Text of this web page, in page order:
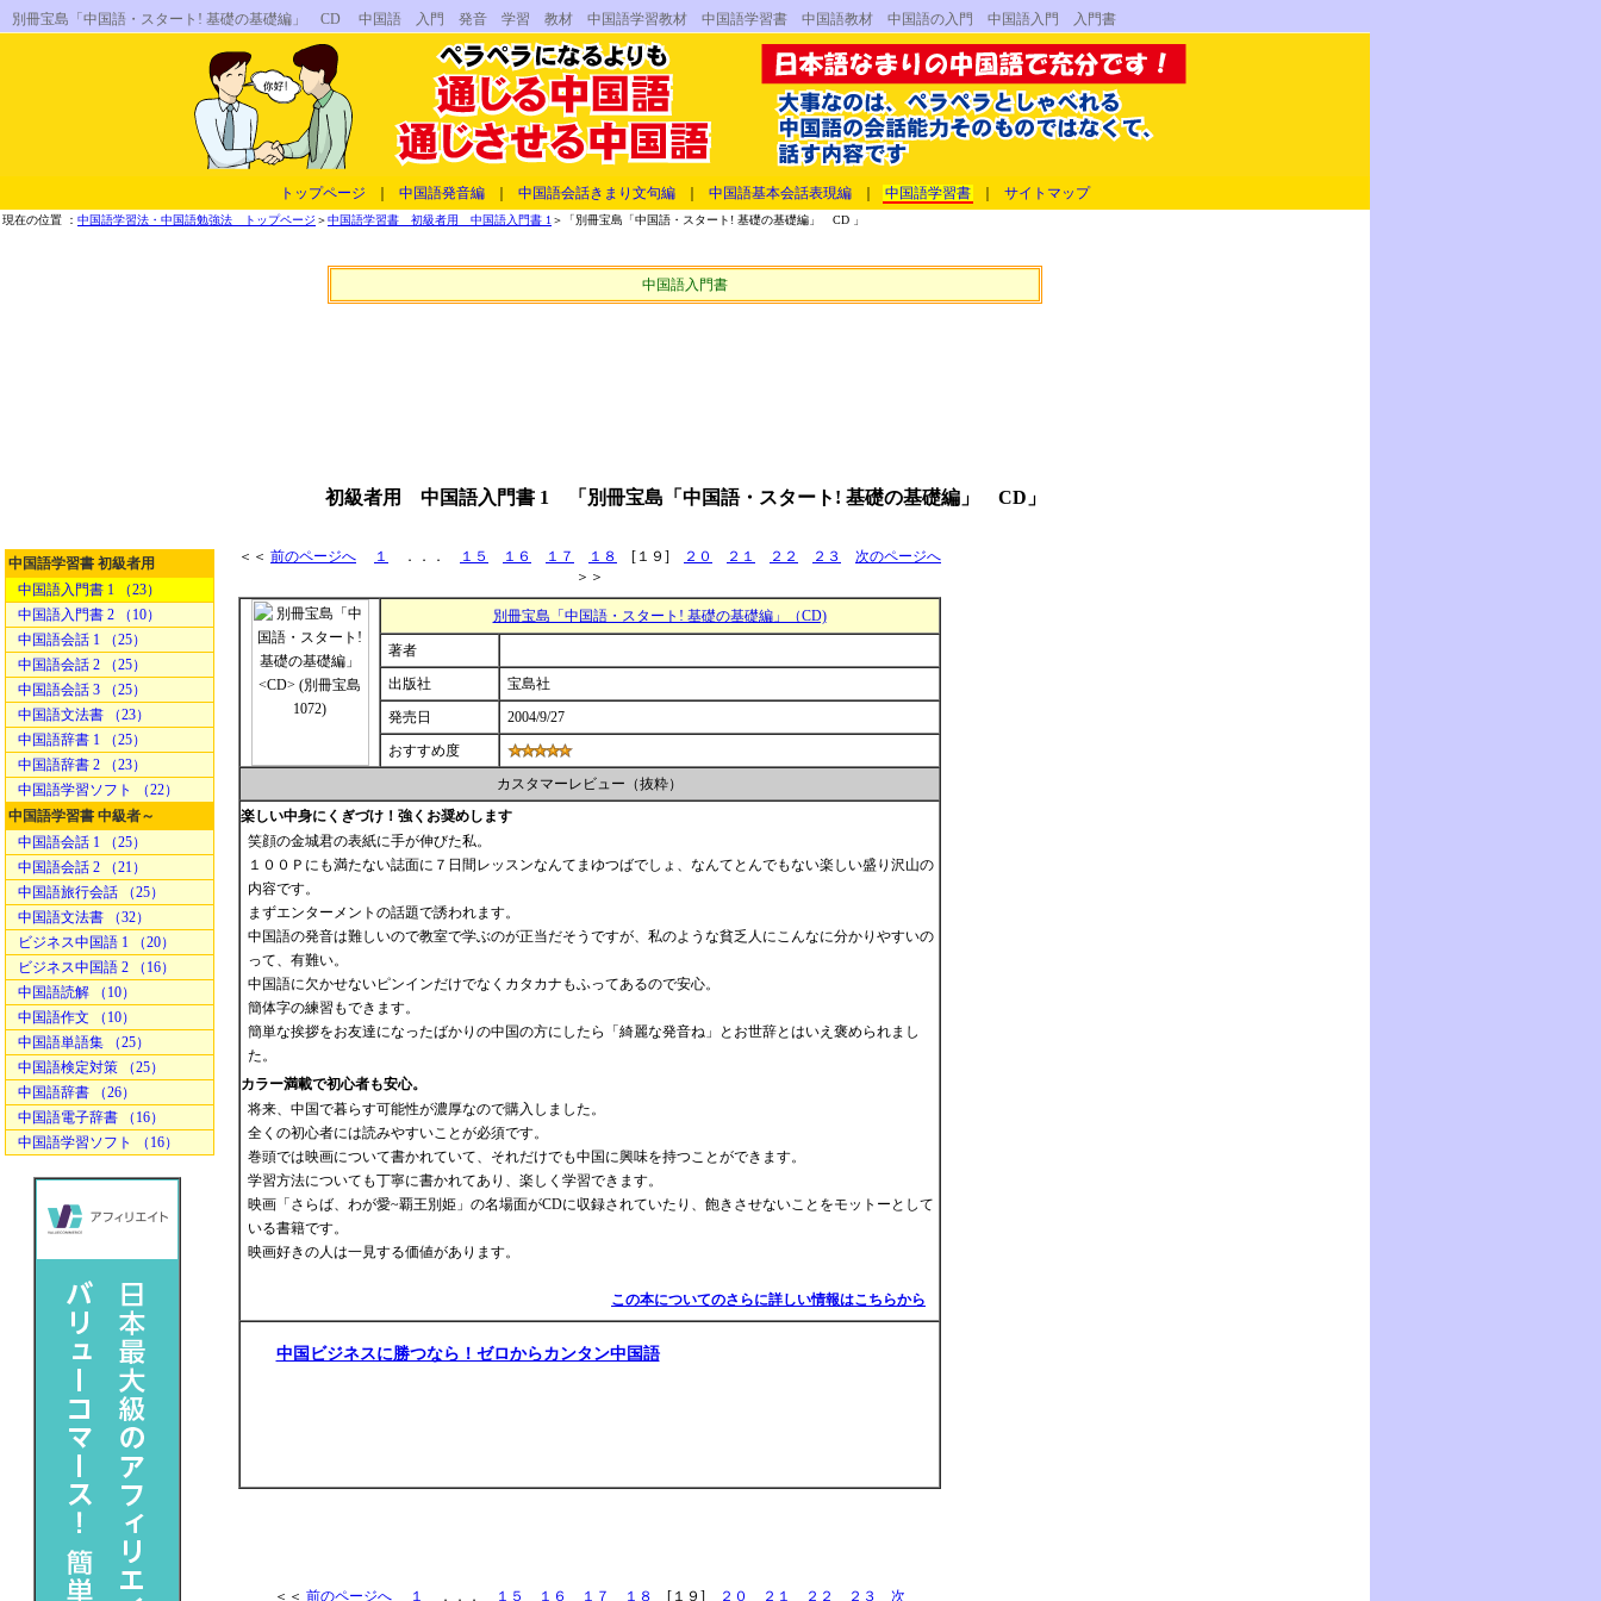
別冊宝島「中国語・スタート! 基礎の基礎編」 CD 中国語 入門 発音 学習 教材 中国語学習教材 中国語学習書 中国語教材 中国語の入門 中国語入門 入門書
トップページ 中国語発音編 中国語会話きまり文句編 中国語基本会話表現編 中国語学習書 サイトマップ
現在の位置 ： 中国語学習法・中国語勉強法 トップページ ＞中国語学習書 初級者用 中国語入門書 1 ＞「別冊宝島「中国語・スタート! 基礎の基礎編」 CD 」
中国語入門書
初級者用 中国語入門書 1 「別冊宝島「中国語・スタート! 基礎の基礎編」 CD」
中国語学習書 初級者用
中国語入門書 1 （23）
中国語入門書 2 （10）
中国語会話 1 （25）
中国語会話 2 （25）
中国語会話 3 （25）
中国語文法書 （23）
中国語辞書 1 （25）
中国語辞書 2 （23）
中国語学習ソフト （22）
中国語学習書 中級者～
中国語会話 1 （25）
中国語会話 2 （21）
中国語旅行会話 （25）
中国語文法書 （32）
ビジネス中国語 1 （20）
ビジネス中国語 2 （16）
中国語読解 （10）
中国語作文 （10）
中国語単語集 （25）
中国語検定対策 （25）
中国語辞書 （26）
中国語電子辞書 （16）
中国語学習ソフト （16）
＜＜ 前のページへ １ ．．． １５ １６ １７ １８ [１９] ２０ ２１ ２２ ２３
次のページへ
＞＞
別冊宝島「中国語・スタート! 基礎の基礎編」（CD)
著者
出版社
宝島社
発売日
2004/9/27
おすすめ度
カスタマーレビュー（抜粋）
楽しい中身にくぎづけ！強くお奨めします
笑顔の金城君の表紙に手が伸びた私。
１００Ｐにも満たない誌面に７日間レッスンなんてまゆつばでしょ、なんてとんでもない楽しい盛り沢山の
内容です。
まずエンターメントの話題で誘われます。
中国語の発音は難しいので教室で学ぶのが正当だそうですが、私のような貧乏人にこんなに分かりやすいの
って、有難い。
中国語に欠かせないピンインだけでなくカタカナもふってあるので安心。
簡体字の練習もできます。
簡単な挨拶をお友達になったばかりの中国の方にしたら「綺麗な発音ね」とお世辞とはいえ褒められまし
た。
カラー満載で初心者も安心。
将来、中国で暮らす可能性が濃厚なので購入しました。
全くの初心者には読みやすいことが必須です。
巻頭では映画について書かれていて、それだけでも中国に興味を持つことができます。
学習方法についても丁寧に書かれてあり、楽しく学習できます。
映画「さらば、わが愛~覇王別姫」の名場面がCDに収録されていたり、飽きさせないことをモットーとして
いる書籍です。
映画好きの人は一見する価値があります。
この本についてのさらに詳しい情報はこちらから
中国ビジネスに勝つなら！ゼロからカンタン中国語
＜＜ 前のページへ １ ．．． １５ １６ １７ １８ [１９] ２０ ２１ ２２ ２３
次